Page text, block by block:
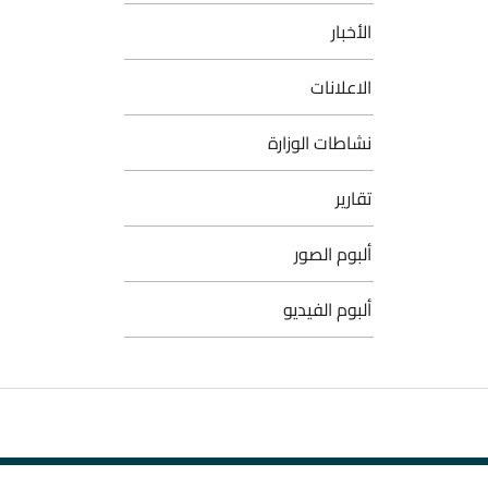
الأخبار
الاعلانات
نشاطات الوزارة
تقارير
ألبوم الصور
ألبوم الفيديو